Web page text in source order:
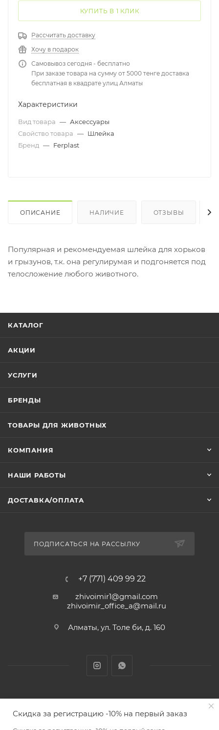
КУПИТЬ В 1 КЛИК
Рассчитать доставку
Хочу в подарок
Самовывоз сегодня - бесплатно
При заказе товара на сумму от 5000 тенге доставка
бесплатная в квадрате улиц Алматы
Характеристики
Вид товара — Аксессуары
Свойство товара — Шлейка
Бренд — Ferplast
ОПИСАНИЕ НАЛИЧИЕ ОТЗЫВЫ
Популярная и рекомендуемая шлейка для хорьков
и грызунов, т.к. она регулирумая и подгоняется под
телосложение любого животного.
КАТАЛОГ
АКЦИИ
УСЛУГИ
БРЕНДЫ
ТОВАРЫ ДЛЯ ЖИВОТНЫХ
КОМПАНИЯ
НАШИ РАБОТЫ
ДОСТАВКА/ОПЛАТА
ПОДПИСАТЬСЯ НА РАССЫЛКУ
+7 (771) 409 99 22
zhivoimir1@gmail.com
zhivoimir_office_a@mail.ru
Алматы, ул. Толе би, д. 160
животных с доставкой товаров по Алматы и Казахстану
Скидка за регистрацию -10% на первый заказ